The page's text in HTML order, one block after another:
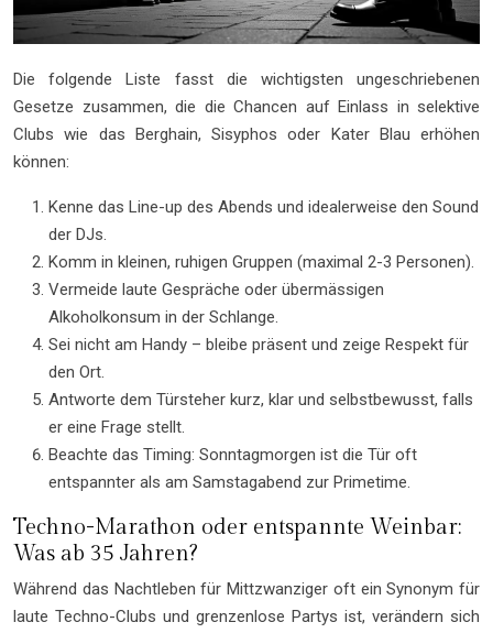
Die folgende Liste fasst die wichtigsten ungeschriebenen
Gesetze zusammen, die die Chancen auf Einlass in selektive
Clubs wie das Berghain, Sisyphos oder Kater Blau erhöhen
können:
Kenne das Line-up des Abends und idealerweise den Sound
der DJs.
Komm in kleinen, ruhigen Gruppen (maximal 2-3 Personen).
Vermeide laute Gespräche oder übermässigen
Alkoholkonsum in der Schlange.
Sei nicht am Handy – bleibe präsent und zeige Respekt für
den Ort.
Antworte dem Türsteher kurz, klar und selbstbewusst, falls
er eine Frage stellt.
Beachte das Timing: Sonntagmorgen ist die Tür oft
entspannter als am Samstagabend zur Primetime.
Techno-Marathon oder entspannte Weinbar:
Was ab 35 Jahren?
Während das Nachtleben für Mittzwanziger oft ein Synonym für
laute Techno-Clubs und grenzenlose Partys ist, verändern sich